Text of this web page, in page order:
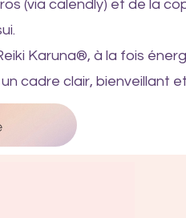
(via calendly) et de la
Karuna®, à la fois
cadre clair, bienveillant